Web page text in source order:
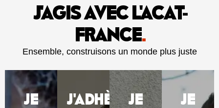
J'AGIS AVEC L'ACAT-
FRANCE.
Ensemble, construisons un monde plus juste
JE
J'ADHÈRE.
JE
JE